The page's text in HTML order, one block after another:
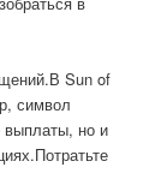
Sun of
символ
но и